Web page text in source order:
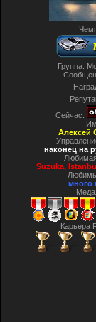
Группа:
Сейчас:
Алексей
наконец на
Suzuka,
много
Карьера